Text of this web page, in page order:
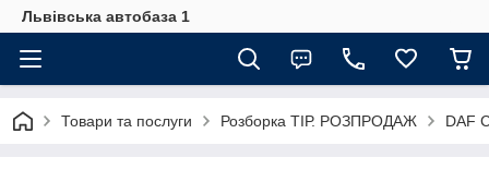
Львівська автобаза 1
Товари та послуги Розборка ТІР. РОЗПРОДАЖ DAF